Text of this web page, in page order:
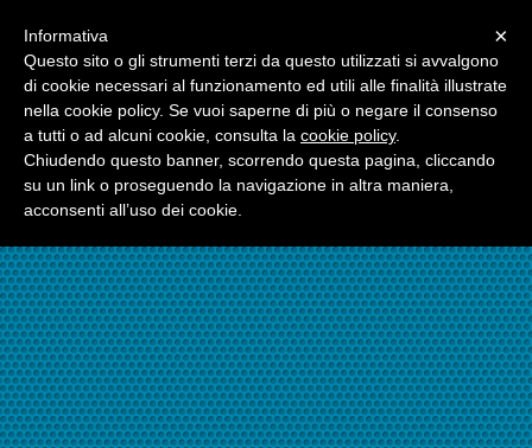
☎324.7403485
×
Informativa
Questo sito o gli strumenti terzi da questo utilizzati si avvalgono
di cookie necessari al funzionamento ed utili alle finalità illustrate
nella cookie policy. Se vuoi saperne di più o negare il consenso
a tutti o ad alcuni cookie, consulta la cookie policy.
Chiudendo questo banner, scorrendo questa pagina, cliccando
su un link o proseguendo la navigazione in altra maniera,
acconsenti all’uso dei cookie.